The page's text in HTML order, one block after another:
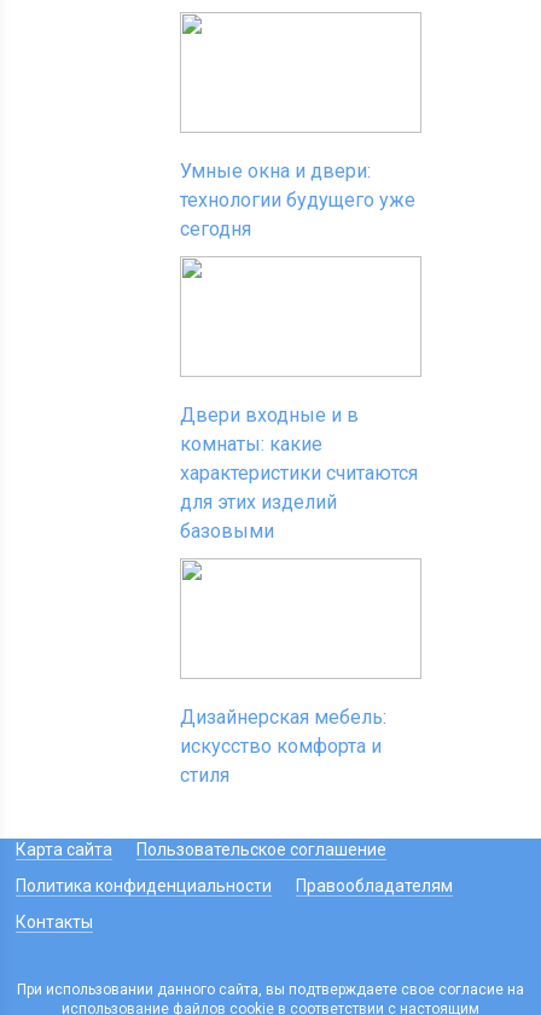
Умные окна и двери:
технологии будущего уже
сегодня
Двери входные и в
комнаты: какие
характеристики считаются
для этих изделий
базовыми
Дизайнерская мебель:
искусство комфорта и
стиля
Карта сайта
Пользовательское соглашение
Политика конфиденциальности
Правообладателям
Контакты
При использовании данного сайта, вы подтверждаете свое согласие на
использование файлов cookie в соответствии с настоящим